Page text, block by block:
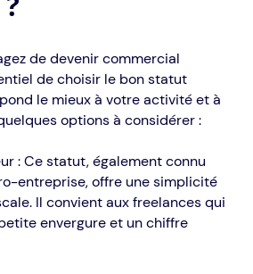
de devenir commercial
de choisir le bon statut
le mieux à votre activité et à
options à considérer :
: Ce statut, également connu
entreprise, offre une simplicité
Il convient aux freelances qui
envergure et un chiffre